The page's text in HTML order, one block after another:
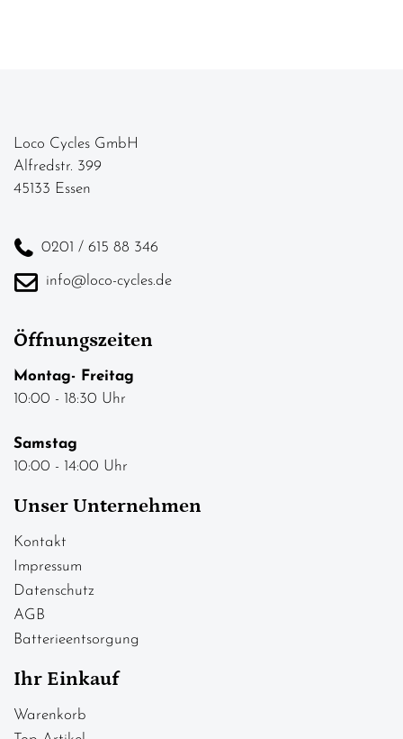
Loco Cycles GmbH
Alfredstr. 399
45133 Essen
0201 / 615 88 346
info@loco-cycles.de
Öffnungszeiten
Montag- Freitag
10:00 - 18:30 Uhr
Samstag
10:00 - 14:00 Uhr
Unser Unternehmen
Kontakt
Impressum
Datenschutz
AGB
Batterieentsorgung
Ihr Einkauf
Warenkorb